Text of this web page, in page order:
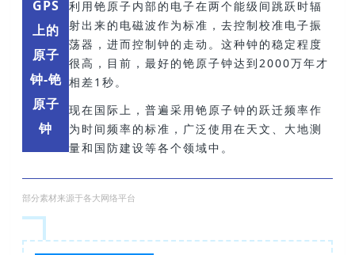
GPS
上的
原子
钟-铯
原子
钟
利用铯原子内部的电子在两个能级 间跳跃时辐
射出来的电磁波作为标准，去控制校准电子振
荡器，进而控制钟的走动。这种钟的稳定程度
很高，目前，最好的铯原子钟达到2000万年才
相差1秒。
现在国际上，普遍采用铯原子钟的跃迁频率作
为时间频率的标准，广泛使用在天文、大地测
量和国防建设等各个领域中。
部分素材来源于各大网络平台